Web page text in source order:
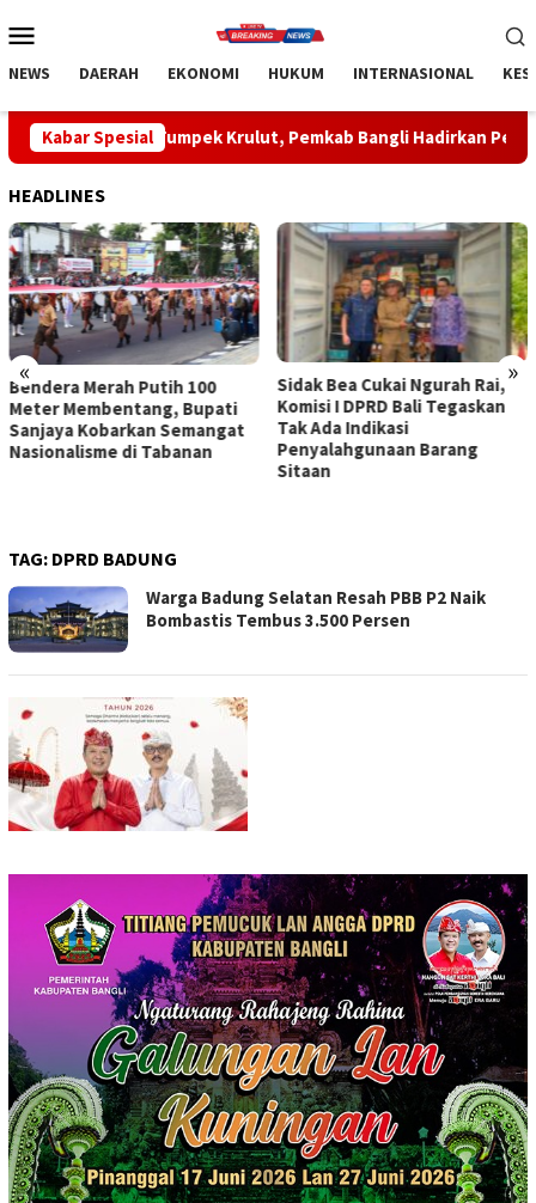
ke
Mobile
NEWS DAERAH EKONOMI HUKUM INTERNASIONAL
Kabar Spesial
Krulut, Pemkab Bangli Hadirkan Pengobatan Gratis di
HEADLINES
« »
Sidak Bea Cukai Ngurah Rai,
Komisi I DPRD Bali Tegaskan
Tak Ada Indikasi
Penyalahgunaan Barang
Rahina Tumpek Krulut,
Pemkab Bangli Hadirkan
Pengobatan Gratis di Empat
Kecamatan Wujudkan
Pelayanan Kesehatan
TAG: DPRD BADUNG
Warga Badung Selatan Resah PBB P2 Naik
Bombastis Tembus 3.500 Persen